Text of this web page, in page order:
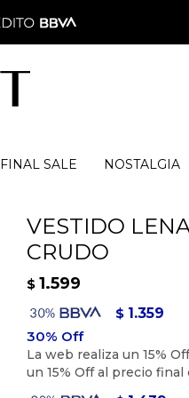
FINAL SALE NOSTALGIA
VESTIDO
CRUDO
$ 1.599
$ 1.359